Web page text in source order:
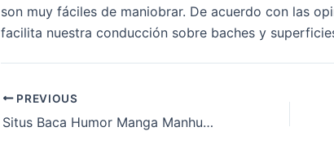
son muy fáciles de maniobrar. De acuerdo con las
facilita nuestra conducción sobre baches y
PREVIOUS
Situs Baca Humor Manga Manhua Manwha Hentai XXX Sub Indo Free